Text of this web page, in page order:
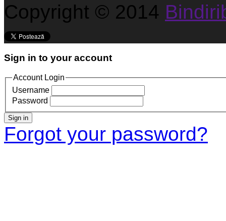
Copyright © 2014
Sign in to your account
Account Login
Username
Password
Sign in
Forgot your password?